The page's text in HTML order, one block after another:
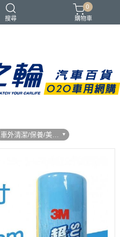
搜尋
0
購物車
車外清潔/保養/美
容/ 用品